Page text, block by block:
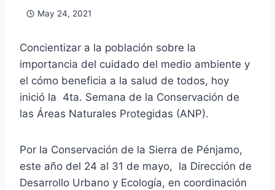
May 24, 2021
Concientizar a la población sobre la
importancia del cuidado del medio ambiente y
el cómo beneficia a la salud de todos, hoy
inició la 4ta. Semana de la Conservación de
las Áreas Naturales Protegidas (ANP).
Por la Conservación de la Sierra de Pénjamo,
este año del 24 al 31 de mayo, la Dirección de
Desarrollo Urbano y Ecología, en coordinación